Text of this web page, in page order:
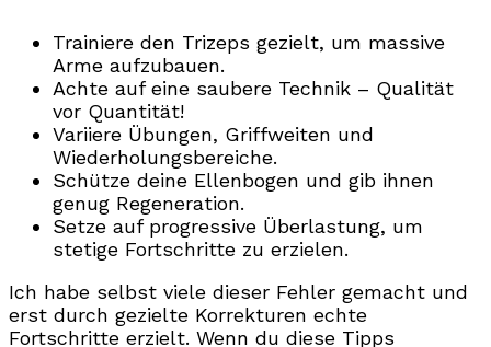
Trainiere den Trizeps gezielt, um massive
Arme aufzubauen.
Achte auf eine saubere Technik – Qualität
vor Quantität!
Variiere Übungen, Griffweiten und
Wiederholungsbereiche.
Schütze deine Ellenbogen und gib ihnen
genug Regeneration.
Setze auf progressive Überlastung, um
stetige Fortschritte zu erzielen.
Ich habe selbst viele dieser Fehler gemacht und
erst durch gezielte Korrekturen echte
Fortschritte erzielt. Wenn du diese Tipps